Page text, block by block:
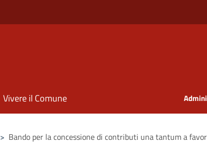
Vivere il Comune
> Bando per la concessione di contributi una tantum a